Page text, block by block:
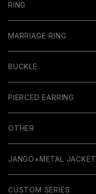
RING
MARRIAGE RING
BUCKLE
PIERCED EARRING
OTHER
GUITAR PARTS
RUBBER COLLECTION
JANGO×METAL JACKET
WALLET
CUSTOM SERIES